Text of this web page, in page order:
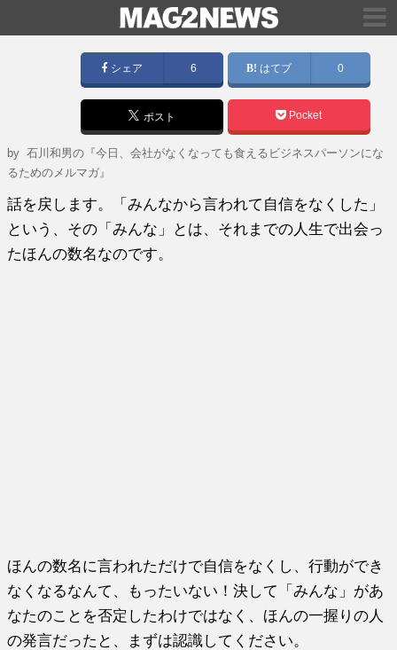
シェア 6 はてブ 0
ポスト Pocket
by石川和男の『今日、会社がなくなっても食えるビジネスパーソンにな
るためのメルマガ』
話を戻します。「みんなから言われて自信をなくした」
という、その「みんな」とは、それまでの人生で出会っ
たほんの数名なのです。
ほんの数名に言われただけで自信をなくし、行動ができ
なくなるなんて、もったいない！決して「みんな」があ
なたのことを否定したわけではなく、ほんの一握りの人
の発言だったと、まずは認識してください。